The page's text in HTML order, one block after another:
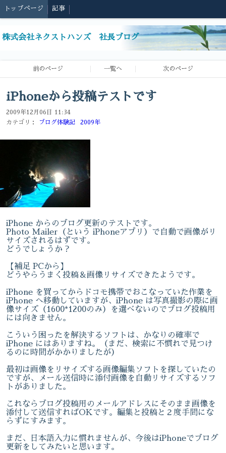
トップページ 記事
株式会社ネクストハンズ 社長ブログ
前のページ 一覧へ 次のページ
iPhoneから投稿テストです
2009年12月06日 11:34
カテゴリ：
ブログ体験記 2009年
iPhone からのブログ更新のテストです。
Photo Mailer（という iPhoneアプリ）で自動で画像がリ
サイズされるはずです。
どうでしょうか？
【補足 PCから】
どうやらうまく投稿＆画像リサイズできたようです。
iPhone を買ってからドコモ携帯でおこなっていた作業を
iPhone へ移動していますが、iPhone は写真撮影の際に画
像サイズ（1600*1200のみ）を選べないのでブログ投稿用
には向きません。
こういう困ったを解決するソフトは、かなりの確率で
iPhone にはありますね。（まだ、検索に不慣れで見つけ
るのに時間がかかりましたが）
最初は画像をリサイズする画像編集ソフトを探していたの
ですが、メール送信時に添付画像を自動リサイズするソフ
トがありました。
これならブログ投稿用のメールアドレスにそのまま画像を
添付して送信すればOKです。編集と投稿と２度手間にな
らずにすみます。
まだ、日本語入力に慣れませんが、今後はiPhoneでブログ
更新をしてみたいと思います。